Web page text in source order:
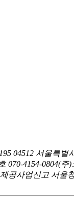
04512 서울특별
070-4154-0804(주)
공사업신고 서울